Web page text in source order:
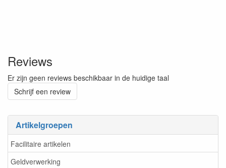
Artikelgroepen
Facilitaire artikelen
Geldverwerking
Reviews
Er zijn geen reviews beschikbaar in de huidige taal
Schrijf een review